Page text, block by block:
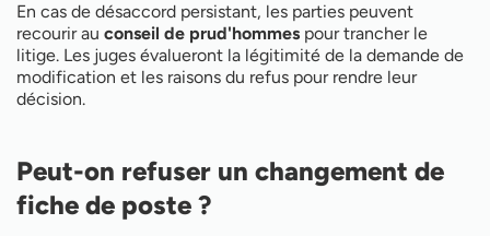
En cas de désaccord persistant, les parties peuvent
recourir au conseil de prud'hommes pour trancher le
litige. Les juges évalueront la légitimité de la demande de
modification et les raisons du refus pour rendre leur
décision.
Peut-on refuser un changement de
fiche de poste ?